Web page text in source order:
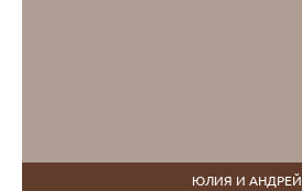
ЮЛИЯ И АНДРЕЙ